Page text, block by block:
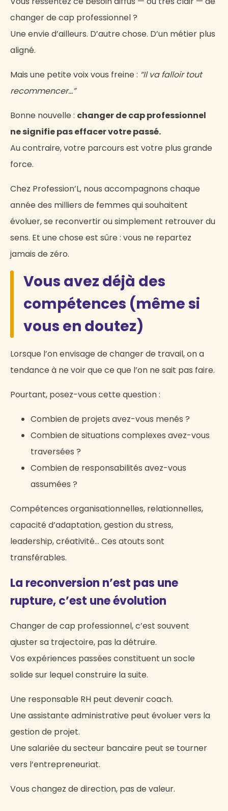
changer de cap professionnel ?
Une envie d’ailleurs. D’autre chose. D’un métier plus
aligné.
Mais une petite voix vous freine : “Il va falloir tout
recommencer…”
Bonne nouvelle : changer de cap professionnel
ne signifie pas effacer votre passé.
Au contraire, votre parcours est votre plus grande
force.
Chez Profession’L, nous accompagnons chaque
année des milliers de femmes qui souhaitent
évoluer, se reconvertir ou simplement retrouver du
sens. Et une chose est sûre : vous ne repartez
jamais de zéro.
Vous avez déjà des
compétences (même si
vous en doutez)
Lorsque l’on envisage de changer de travail, on a
tendance à ne voir que ce que l’on ne sait pas faire.
Pourtant, posez-vous cette question :
Combien de projets avez-vous menés ?
Combien de situations complexes avez-vous
traversées ?
Combien de responsabilités avez-vous
assumées ?
Compétences organisationnelles, relationnelles,
capacité d’adaptation, gestion du stress,
leadership, créativité… Ces atouts sont
transférables.
La reconversion n’est pas une
rupture, c’est une évolution
Changer de cap professionnel, c’est souvent
ajuster sa trajectoire, pas la détruire.
Vos expériences passées constituent un socle
solide sur lequel construire la suite.
Une responsable RH peut devenir coach.
Une assistante administrative peut évoluer vers la
gestion de projet.
Une salariée du secteur bancaire peut se tourner
vers l’entrepreneuriat.
Vous changez de direction, pas de valeur.